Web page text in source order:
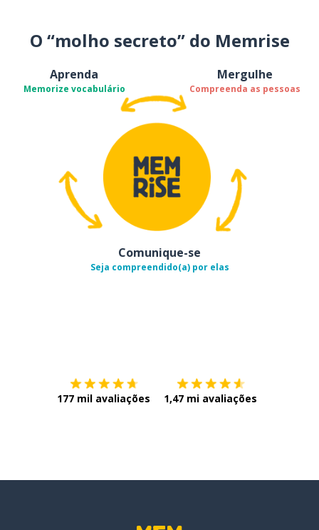
O “molho secreto” do Memrise
Aprenda
Memorize vocabulário
Mergulhe
Compreenda as pessoas
Comunique-se
Seja compreendido(a) por elas
177 mil avaliações 1,47 mi avaliações